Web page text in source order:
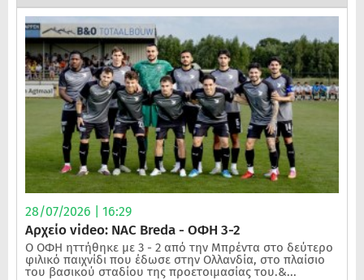
28/07/2026 | 16:29
Αρχείο video: NAC Breda - ΟΦΗ 3-2
Ο ΟΦΗ ηττήθηκε με 3 - 2 από την Μπρέντα στο δεύτερο
φιλικό παιχνίδι που έδωσε στην Ολλανδία, στο πλαίσιο
του βασικού σταδίου της προετοιμασίας του.&...